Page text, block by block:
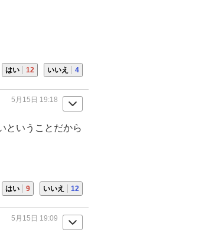
はい 12 いいえ 4
5月15日 19:18
ということだから
はい 9 いいえ 12
5月15日 19:09